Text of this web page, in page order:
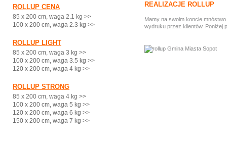
ROLLUP CENA
85 x 200 cm, waga 2.1 kg >>
100 x 200 cm, waga 2.3 kg >>
ROLLUP LIGHT
85 x 200 cm, waga 3 kg >>
100 x 200 cm, waga 3.5 kg >>
120 x 200 cm, waga 4 kg >>
ROLLUP STRONG
85 x 200 cm, waga 4 kg >>
100 x 200 cm, waga 5 kg >>
120 x 200 cm, waga 6 kg >>
150 x 200 cm, waga 7 kg >>
REALIZACJE ROLLUP
Mamy na swoim koncie
wydruku przez klientów. Poniżej